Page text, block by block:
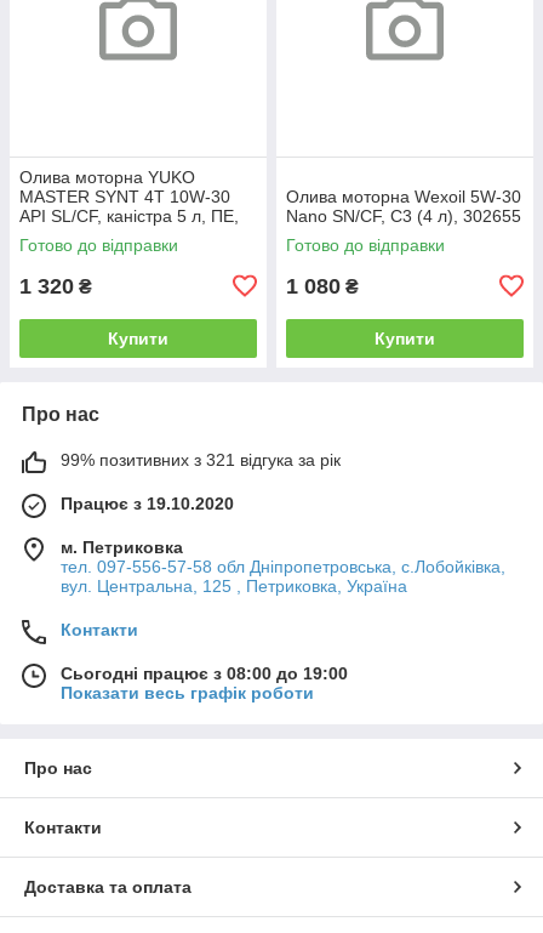
Олива моторна YUKO
MASTER SYNT 4T 10W-30
API SL/CF, каністра 5 л, ПЕ,
26706
Готово до відправки
1 320 ₴
Купити
Олива моторна Wexoil 5W-30
Nano SN/CF, C3 (4 л), 302655
Готово до відправки
1 080 ₴
Купити
Про нас
99% позитивних з 321 відгука за рік
Працює з 19.10.2020
м. Петриковка
тел. 097-556-57-58 обл Дніпропетровська, с.Лобойківка,
вул. Центральна, 125 , Петриковка, Україна
Контакти
Сьогодні працює з 08:00 до 19:00
Показати весь графік роботи
Про нас
Контакти
Доставка та оплата